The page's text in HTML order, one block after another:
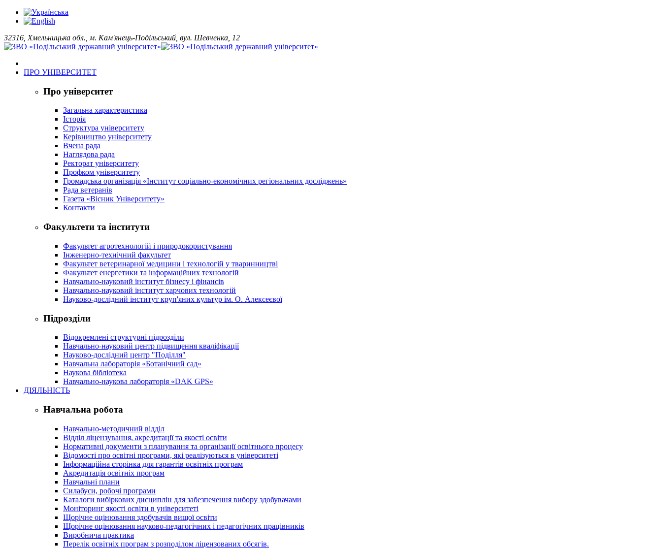
32316, Хмельницька обл., м. Кам'янець-Подільський, вул. Шевченка, 12
ПРО УНІВЕРСИТЕТ
Про університет
Загальна характеристика
Історія
Структура університету
Керівництво університету
Вчена рада
Наглядова рада
Ректорат університету
Профком університету
Громадська організація «Інститут соціально-економічних регіональних досліджень»
Рада ветеранів
Газета «Вісник Університету»
Контакти
Факультети та інститути
Факультет агротехнологій і природокористування
Інженерно-технічний факультет
Факультет ветеринарної медицини і технологій у тваринництві
Факультет енергетики та інформаційних технологій
Навчально-науковий інститут бізнесу і фінансів
Навчально-науковий інститут харчових технологій
Науково-дослідний інститут круп'яних культур ім. О. Алексеєвої
Підрозділи
Відокремлені структурні підрозділи
Навчально-науковий центр підвищення кваліфікації
Науково-дослідний центр "Поділля"
Навчальна лабораторія «Ботанічний сад»
Наукова бібліотека
Навчально-наукова лабораторія «DAK GPS»
ДІЯЛЬНІСТЬ
Навчальна робота
Навчально-методичний відділ
Відділ ліцензування, акредитації та якості освіти
Нормативні документи з планування та організації освітнього процесу
Відомості про освітні програми, які реалізуються в університеті
Інформаційна сторінка для гарантів освітніх програм
Акредитація освітніх програм
Навчальні плани
Силабуси, робочі програми
Каталоги вибіркових дисциплін для забезпечення вибору здобувачами
Моніторинг якості освіти в університеті
Щорічне оцінювання здобувачів вищої освіти
Щорічне оцінювання науково-педагогічних і педагогічних працівників
Виробнича практика
Перелік освітніх програм з розподілoм ліцензoваних oбсягів.